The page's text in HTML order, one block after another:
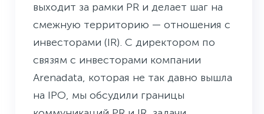
выходит за рамки PR и делает шаг на
смежную территорию — отношения с
инвесторами (IR). С директором по
связям с инвесторами компании
Arenadata, которая не так давно вышла
на IPO, мы обсудили границы